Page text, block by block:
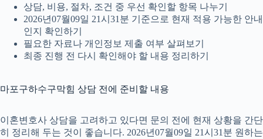
상담, 비용, 절차, 조건 중 우선 확인할 항목 나누기
2026년07월09일 21시31분 기준으로 현재 적용 가능한 안내
인지 확인하기
필요한 자료나 개인정보 제출 여부 살펴보기
최종 진행 전 다시 확인해야 할 내용 정리하기
마포구하수구막힘 상담 전에 준비할 내용
이혼변호사 상담을 고려하고 있다면 문의 전에 현재 상황을 간단
히 정리해 두는 것이 좋습니다. 2026년07월09일 21시31분 원하는